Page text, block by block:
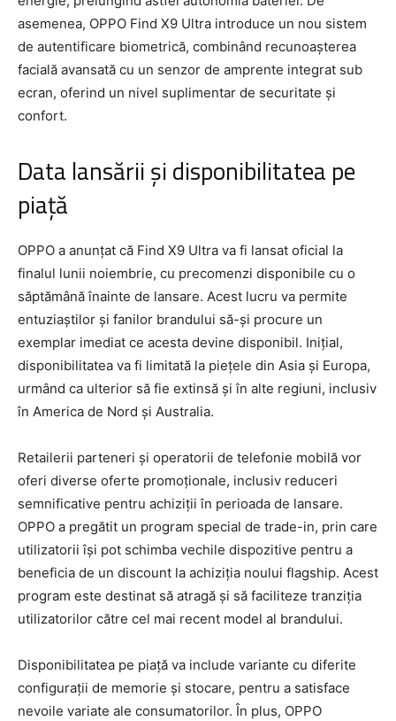
asemenea, OPPO Find X9 Ultra introduce un nou sistem
de autentificare biometrică, combinând recunoașterea
facială avansată cu un senzor de amprente integrat sub
ecran, oferind un nivel suplimentar de securitate și
confort.
Data lansării și disponibilitatea pe
piață
OPPO a anunțat că Find X9 Ultra va fi lansat oficial la
finalul lunii noiembrie, cu precomenzi disponibile cu o
săptămână înainte de lansare. Acest lucru va permite
entuziaștilor și fanilor brandului să-și procure un
exemplar imediat ce acesta devine disponibil. Inițial,
disponibilitatea va fi limitată la piețele din Asia și Europa,
urmând ca ulterior să fie extinsă și în alte regiuni, inclusiv
în America de Nord și Australia.
Retailerii parteneri și operatorii de telefonie mobilă vor
oferi diverse oferte promoționale, inclusiv reduceri
semnificative pentru achiziții în perioada de lansare.
OPPO a pregătit un program special de trade-in, prin care
utilizatorii își pot schimba vechile dispozitive pentru a
beneficia de un discount la achiziția noului flagship. Acest
program este destinat să atragă și să faciliteze tranziția
utilizatorilor către cel mai recent model al brandului.
Disponibilitatea pe piață va include variante cu diferite
configurații de memorie și stocare, pentru a satisface
nevoile variate ale consumatorilor. În plus, OPPO